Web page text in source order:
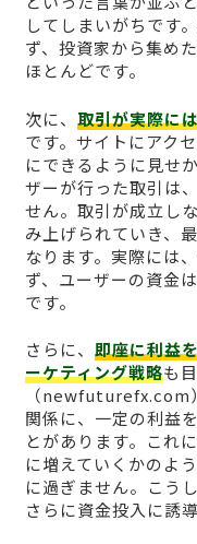
してしまいがちです
ず、投資家から集め
ほとんどです。
次に、 取引が実際に
です。サイトにアク
にできるように見せ
ザーが行った取引は
せん。取引が成立し
み上げられていき、
なります。実際には
ず、ユーザーの資金
です。
さらに、 即座に利益
ーケティング戦略も
（newfuturefx.com
関係に、一定の利益
とがあります。これ
に増えていくかのよ
に過ぎません。こう
さらに資金投入に誘